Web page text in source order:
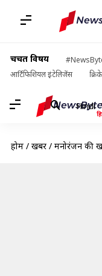
चर्चित विषय
आर्टिफिशियल इंटेलिजेंस
Hindi
होम / खबरें / मनोरंजन की